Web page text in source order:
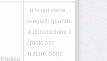
Codice
Lo script viene
eseguito quando
la riproduzione è
pronto per
iniziare, dopo